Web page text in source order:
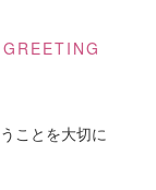
ます。
法やプラ
ことを大切に